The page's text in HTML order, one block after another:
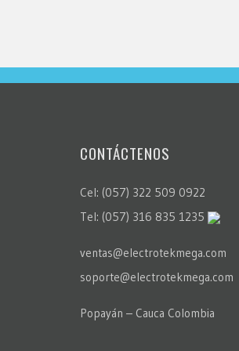
CONTÁCTENOS
Cel: (057) 322 509 0922
Tel: (057) 316 835 1235
ventas@electrotekmega.com
soporte@electrotekmega.com
Popayán – Cauca Colombia